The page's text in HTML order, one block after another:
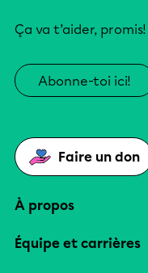
Ça va t’aider, promis!
Abonne-toi ici!
Faire un don
À propos
Équipe et carrières